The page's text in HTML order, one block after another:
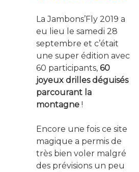
La Jambons’Fly 2019 a
eu lieu le samedi 28
septembre et c’était
une super édition avec
60 participants, 60
joyeux drilles déguisés
parcourant la
montagne !
Encore une fois ce site
magique a permis de
très bien voler malgré
des prévisions un peu